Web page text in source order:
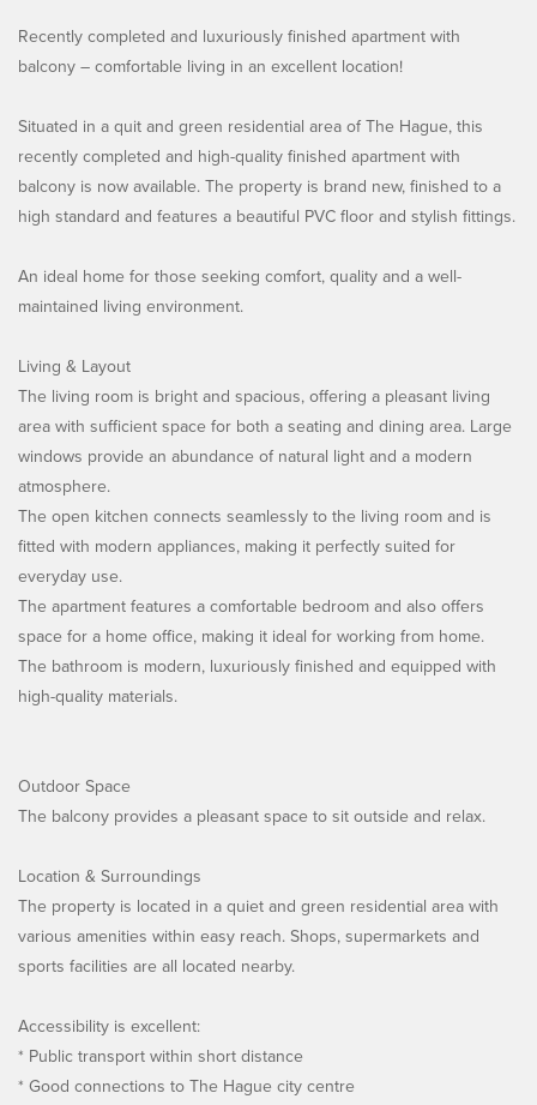
Recently completed and luxuriously finished apartment with
balcony – comfortable living in an excellent location!
Situated in a quit and green residential area of The Hague, this
recently completed and high-quality finished apartment with
balcony is now available. The property is brand new, finished to a
high standard and features a beautiful PVC floor and stylish fittings.
An ideal home for those seeking comfort, quality and a well-
maintained living environment.
Living & Layout
The living room is bright and spacious, offering a pleasant living
area with sufficient space for both a seating and dining area. Large
windows provide an abundance of natural light and a modern
atmosphere.
The open kitchen connects seamlessly to the living room and is
fitted with modern appliances, making it perfectly suited for
everyday use.
The apartment features a comfortable bedroom and also offers
space for a home office, making it ideal for working from home.
The bathroom is modern, luxuriously finished and equipped with
high-quality materials.
Outdoor Space
The balcony provides a pleasant space to sit outside and relax.
Location & Surroundings
The property is located in a quiet and green residential area with
various amenities within easy reach. Shops, supermarkets and
sports facilities are all located nearby.
Accessibility is excellent:
* Public transport within short distance
* Good connections to The Hague city centre